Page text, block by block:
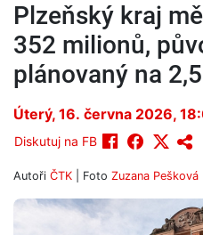
Plzeňský kraj
352 milionů,
plánovaný na
Úterý, 16. června 2026,
Diskutuj na FB
Autoři ČTK | Foto Zuzana Pešková